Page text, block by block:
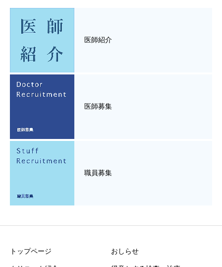
医師紹介
医師募集
職員募集
トップページ おしらせ